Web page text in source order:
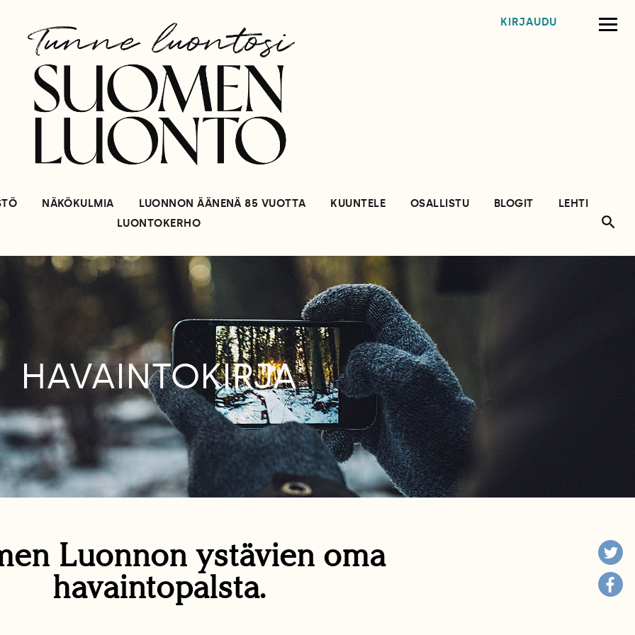
KIRJAUDU
NÄKÖKULMIA LUONNON ÄÄNENÄ 85 VUOTTA KUUNTELE OSALLISTU BLOGIT
LEHTI
LUONTOKERHO
HAVAINTOKIRJA
Luonnon ystävien oma
havaintopalsta.